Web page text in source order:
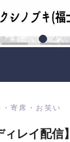
・寄席・お笑い
ィレイ配